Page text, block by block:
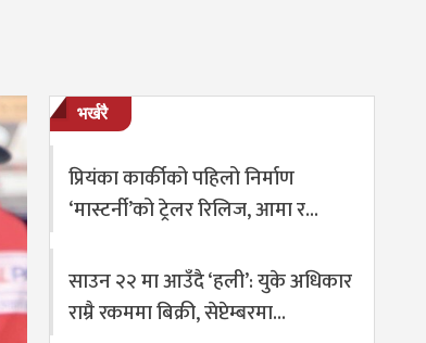
भर्खरै
प्रियंका कार्कीको पहिलो निर्माण
‘मास्टर्नी’को ट्रेलर रिलिज, आमा र…
साउन २२ मा आउँदै ‘हली’: युके अधिकार
राम्रै रकममा बिक्री, सेप्टेम्बरमा…